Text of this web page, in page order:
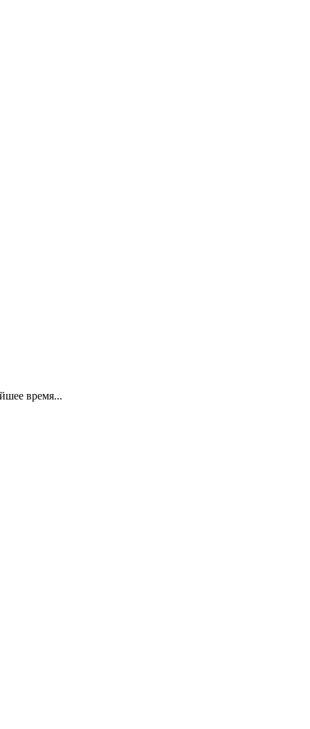
время...